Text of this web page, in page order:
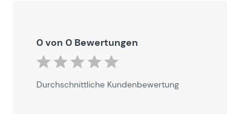
0 von 0 Bewertungen
Durchschnittliche Bewertung von 0 von 5
Durchschnittliche Kundenbewertung